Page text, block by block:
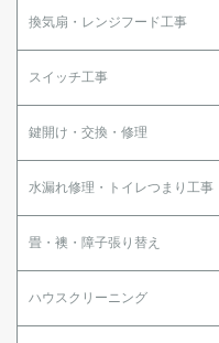
換気扇・レンジフード工事
スイッチ工事
鍵開け・交換・修理
水漏れ修理・トイレつまり工事
畳・襖・障子張り替え
ハウスクリーニング